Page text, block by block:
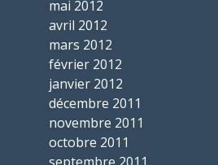
mai 2012
avril 2012
mars 2012
février 2012
janvier 2012
décembre 2011
novembre 2011
octobre 2011